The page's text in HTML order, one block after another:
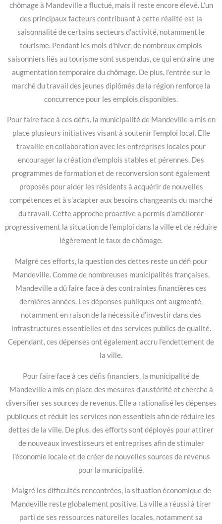
chômage à Mandeville a fluctué, mais il reste encore élevé. L’un
des principaux facteurs contribuant à cette réalité est la
saisonnalité de certains secteurs d’activité, notamment le
tourisme. Pendant les mois d’hiver, de nombreux emplois
saisonniers liés au tourisme sont suspendus, ce qui entraîne une
augmentation temporaire du chômage. De plus, l’entrée sur le
marché du travail des jeunes diplômés de la région renforce la
concurrence pour les emplois disponibles.
Pour faire face à ces défis, la municipalité de Mandeville a mis en
place plusieurs initiatives visant à soutenir l’emploi local. Elle
travaille en collaboration avec les entreprises locales pour
encourager la création d’emplois stables et pérennes. Des
programmes de formation et de reconversion sont également
proposés pour aider les résidents à acquérir de nouvelles
compétences et à s’adapter aux besoins changeants du marché
du travail. Cette approche proactive a permis d’améliorer
progressivement la situation de l’emploi dans la ville et de réduire
légèrement le taux de chômage.
Malgré ces efforts, la question des dettes reste un défi pour
Mandeville. Comme de nombreuses municipalités françaises,
Mandeville a dû faire face à des contraintes financières ces
dernières années. Les dépenses publiques ont augmenté,
notamment en raison de la nécessité d’investir dans des
infrastructures essentielles et des services publics de qualité.
Cependant, ces dépenses ont également accru l’endettement de
la ville.
Pour faire face à ces défis financiers, la municipalité de
Mandeville a mis en place des mesures d’austérité et cherche à
diversifier ses sources de revenus. Elle a rationalisé les dépenses
publiques et réduit les services non essentiels afin de réduire les
dettes de la ville. De plus, des efforts sont déployés pour attirer
de nouveaux investisseurs et entreprises afin de stimuler
l’économie locale et de créer de nouvelles sources de revenus
pour la municipalité.
Malgré les difficultés rencontrées, la situation économique de
Mandeville reste globalement positive. La ville a réussi à tirer
parti de ses ressources naturelles locales, notamment sa